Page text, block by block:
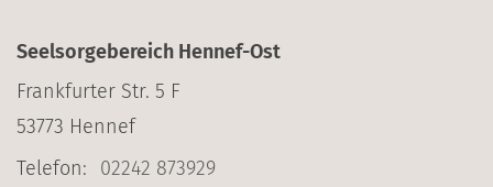
Seelsorgebereich Hennef-Ost
Frankfurter Str. 5 F
53773 Hennef
Telefon:
02242 873929